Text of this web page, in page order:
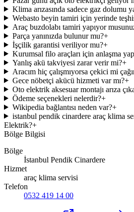
Klima arızasında sadece gaz dolumu
Webasto beyin tamiri için yerinde
Araç buzdolabı tamiri yapıyor
Parça yanınızda bulunur mu?+
İşçilik garantisi veriliyor mu?+
Kurumsal filo araçları için anlaşma
Yanlış akü takviyesi zarar verir mi?+
Aracım hiç çalışmıyorsa çekici mi
Gece nöbetçi akücü hizmeti var mı?+
Oto elektrik aksesuar montajı arıza
Ödeme seçenekleri nelerdir?+
Wikipedia bağlantısı neden var?+
istanbul pendik cinardere araç klima
Elektrik?+
Bölge Bilgisi
Bölge
İstanbul Pendik Cinardere
Hizmet
araç klima servisi
Telefon
0532 419 14 00